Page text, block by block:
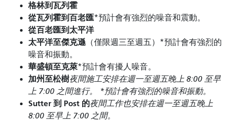
格林到瓦列霍
從瓦列霍到百老匯*預計會有強烈的噪音和震動。
從百老匯到太平洋
太平洋至傑克遜 （僅限週三至週五）*預計會有強烈的
噪音和振動。
華盛頓至克萊*預計會有擾人噪音。
加州至松樹夜間施工安排在週一至週五晚上 8:00 至早
上 7:00 之間進行。 *預計會有強烈的噪音和振動。
Sutter 到 Post 的夜間工作也安排在週一至週五晚上
8:00 至早上 7:00 之間。